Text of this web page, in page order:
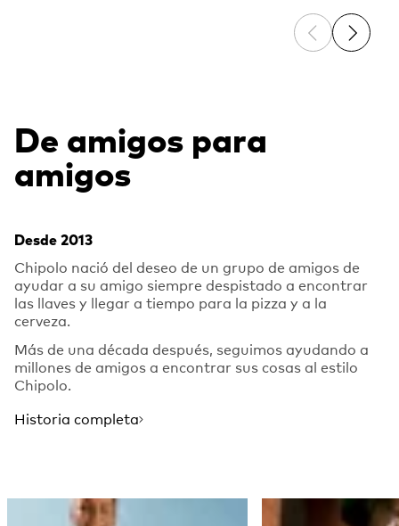
Previous
Next
De amigos para
amigos
Desde 2013
Chipolo nació del deseo de un grupo de amigos de
ayudar a su amigo siempre despistado a encontrar
las llaves y llegar a tiempo para la pizza y a la
cerveza.
Más de una década después, seguimos ayudando a
millones de amigos a encontrar sus cosas al estilo
Chipolo.
Historia completa